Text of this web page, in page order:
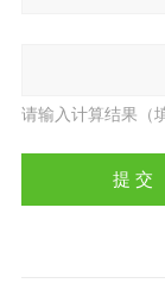
请输入计算结果（